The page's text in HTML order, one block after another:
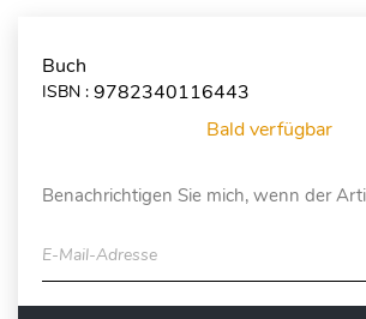
Buch
ISBN : 9782340116443
Bald verfügbar
Benachrichtigen Sie mich, wenn der
E-Mail-Adresse